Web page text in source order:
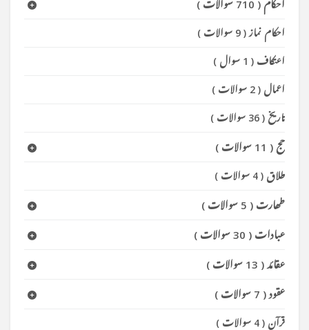
احکام ( 710 سوالات )
احکام نماز( 9 سوالات )
اعتکاف ( 1 سوال )
اعمال ( 2 سوالات )
تاریخ ( 36 سوالات )
حج ( 11 سوالات )
طلاق ( 4 سوالات )
طھارت ( 5 سوالات )
عبادات ( 30 سوالات )
عقائد( 13 سوالات )
عقود ( 7 سوالات )
قرآن ( 4 سوالات )